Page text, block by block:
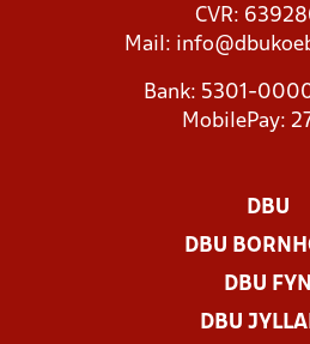
CVR:
Mail:
Bank: 5301-
MobilePay:
DBU
DBU
DBU FYN
DBU